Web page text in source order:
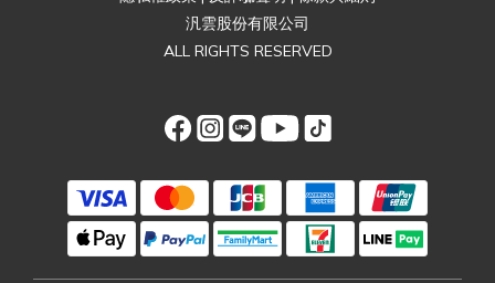
汎雲股份有限公司
ALL RIGHTS RESERVED